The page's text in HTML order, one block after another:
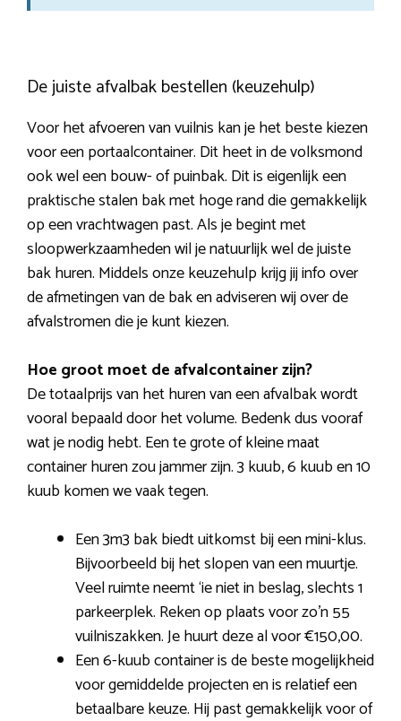
De juiste afvalbak bestellen (keuzehulp)
Voor het afvoeren van vuilnis kan je het beste kiezen
voor een portaalcontainer. Dit heet in de volksmond
ook wel een bouw- of puinbak. Dit is eigenlijk een
praktische stalen bak met hoge rand die gemakkelijk
op een vrachtwagen past. Als je begint met
sloopwerkzaamheden wil je natuurlijk wel de juiste
bak huren. Middels onze keuzehulp krijg jij info over
de afmetingen van de bak en adviseren wij over de
afvalstromen die je kunt kiezen.
Hoe groot moet de afvalcontainer zijn?
De totaalprijs van het huren van een afvalbak wordt
vooral bepaald door het volume. Bedenk dus vooraf
wat je nodig hebt. Een te grote of kleine maat
container huren zou jammer zijn. 3 kuub, 6 kuub en 10
kuub komen we vaak tegen.
Een 3m3 bak biedt uitkomst bij een mini-klus.
Bijvoorbeeld bij het slopen van een muurtje.
Veel ruimte neemt ‘ie niet in beslag, slechts 1
parkeerplek. Reken op plaats voor zo’n 55
vuilniszakken. Je huurt deze al voor €150,00.
Een 6-kuub container is de beste mogelijkheid
voor gemiddelde projecten en is relatief een
betaalbare keuze. Hij past gemakkelijk voor of